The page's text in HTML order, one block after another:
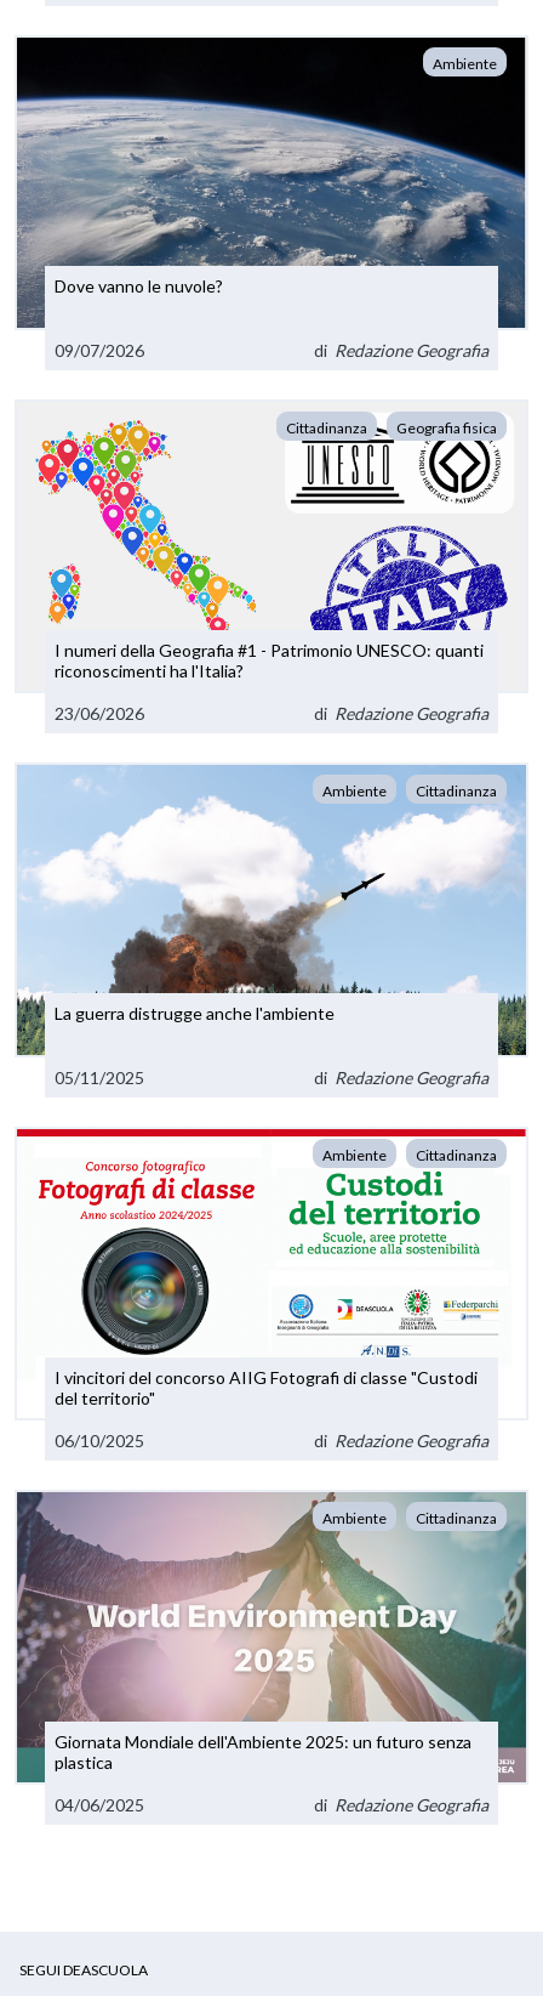
Ambiente
Dove vanno le nuvole?
09/07/2026 di Redazione Geografia
Cittadinanza Geografia fisica
I numeri della Geografia #1 - Patrimonio UNESCO: quanti
riconoscimenti ha l'Italia?
23/06/2026 di Redazione Geografia
Ambiente Cittadinanza
La guerra distrugge anche l'ambiente
05/11/2025 di Redazione Geografia
Ambiente Cittadinanza
I vincitori del concorso AIIG Fotografi di classe "Custodi
del territorio"
06/10/2025 di Redazione Geografia
Ambiente Cittadinanza
Giornata Mondiale dell'Ambiente 2025: un futuro senza
plastica
04/06/2025 di Redazione Geografia
SEGUI DEASCUOLA